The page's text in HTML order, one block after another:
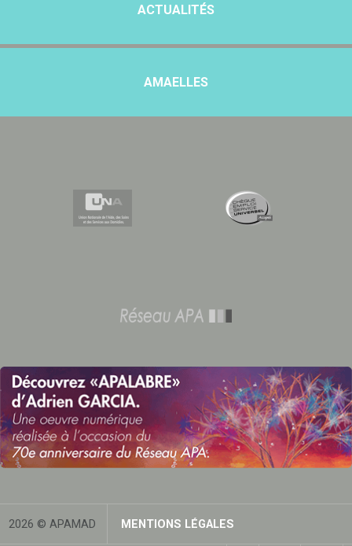
ACTUALITÉS
AMAELLES
2026 © APAMAD MENTIONS LÉGALES